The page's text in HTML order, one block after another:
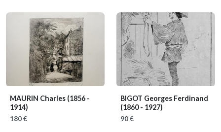
MAURIN Charles (1856 -
1914)
180 €
BIGOT Georges Ferdinand
(1860 - 1927)
90 €